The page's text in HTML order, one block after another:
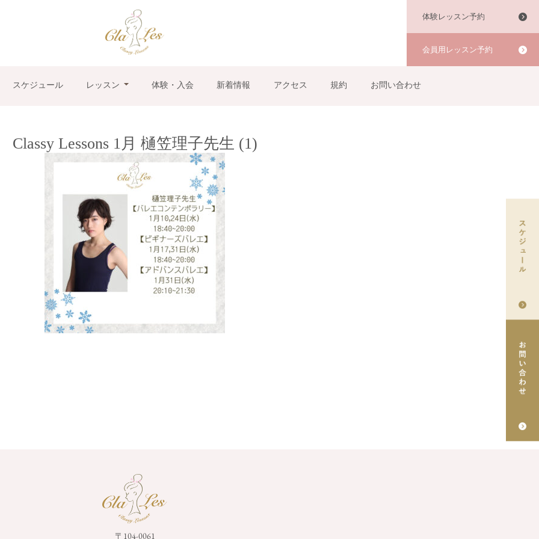
体験レッスン予約
会員用レッスン予約
スケジュール レッスン 体験・入会 新着情報 アクセス 規約 お問い合わせ
Classy Lessons 1月 樋笠理子先生 (1)
〒104-0061